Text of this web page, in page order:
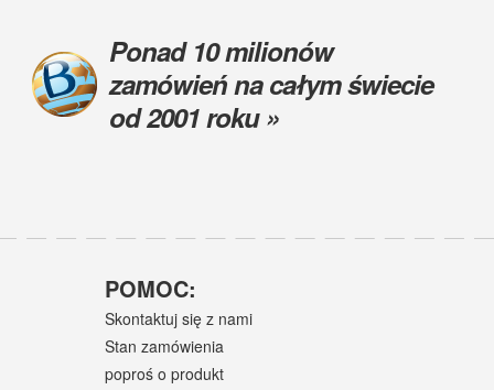
Ponad 10 milionów
zamówień na całym świecie
od 2001 roku »
POMOC:
Skontaktuj się z nami
Stan zamówienia
poproś o produkt